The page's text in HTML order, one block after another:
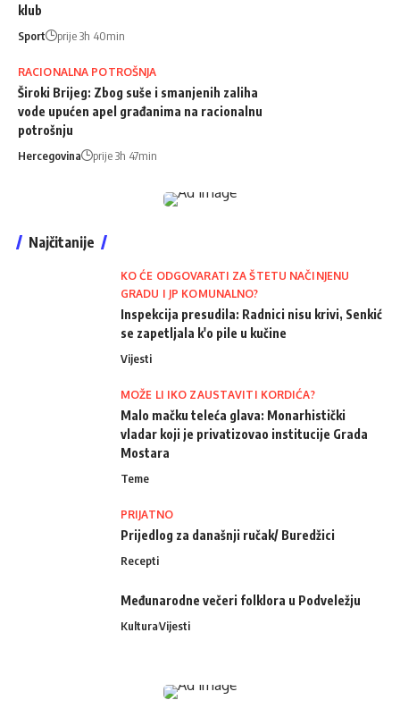
klub
Sport prije 3h 40min
RACIONALNA POTROŠNJA
Široki Brijeg: Zbog suše i smanjenih zaliha
vode upućen apel građanima na racionalnu
potrošnju
Hercegovina prije 3h 47min
Najčitanije
KO ĆE ODGOVARATI ZA ŠTETU NAČINJENU
GRADU I JP KOMUNALNO?
Inspekcija presudila: Radnici nisu krivi, Senkić
se zapetljala k'o pile u kučine
Vijesti
MOŽE LI IKO ZAUSTAVITI KORDIĆA?
Malo mačku teleća glava: Monarhistički
vladar koji je privatizovao institucije Grada
Mostara
Teme
PRIJATNO
Prijedlog za današnji ručak/ Buredžici
Recepti
Međunarodne večeri folklora u Podveležju
KulturaVijesti